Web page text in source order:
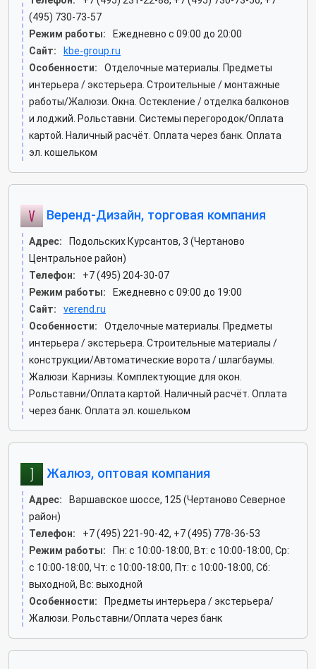
(495) 730-73-57
Режим работы:
Ежедневно с 09:00 до 20:00
Сайт:
kbe-group.ru
Особенности:
Отделочные материалы. Предметы
интерьера / экстерьера. Строительные / монтажные
работы/Жалюзи. Окна. Остекление / отделка балконов
и лоджий. Рольставни. Системы перегородок/Оплата
картой. Наличный расчёт. Оплата через банк. Оплата
эл. кошельком
Веренд-Дизайн, торговая компания
Адрес:
Подольских Курсантов, 3 (Чертаново
Центральное район)
Телефон:
+7 (495) 204-30-07
Режим работы:
Ежедневно с 09:00 до 19:00
Сайт:
verend.ru
Особенности:
Отделочные материалы. Предметы
интерьера / экстерьера. Строительные материалы /
конструкции/Автоматические ворота / шлагбаумы.
Жалюзи. Карнизы. Комплектующие для окон.
Рольставни/Оплата картой. Наличный расчёт. Оплата
через банк. Оплата эл. кошельком
Жалюз, оптовая компания
Адрес:
Варшавское шоссе, 125 (Чертаново Северное
район)
Телефон:
+7 (495) 221-90-42, +7 (495) 778-36-53
Режим работы:
Пн: c 10:00-18:00, Вт: c 10:00-18:00, Ср:
c 10:00-18:00, Чт: c 10:00-18:00, Пт: c 10:00-18:00, Сб:
выходной, Вс: выходной
Особенности:
Предметы интерьера / экстерьера/
Жалюзи. Рольставни/Оплата через банк